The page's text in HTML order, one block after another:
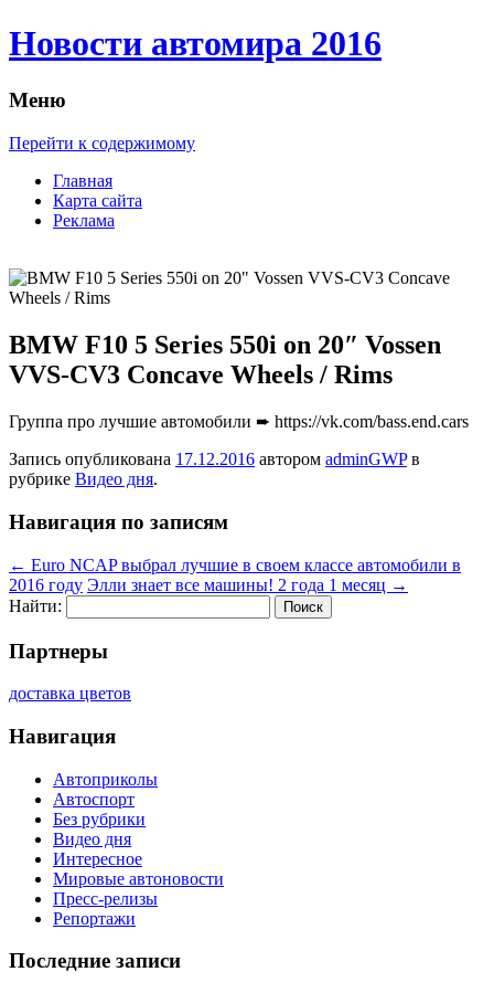
Новости автомира 2016
Меню
Перейти к содержимому
Главная
Карта сайта
Реклама
BMW F10 5 Series 550i on 20″ Vossen
VVS-CV3 Concave Wheels / Rims
Группa про лучшие автомобили ➨ https://vk.com/bass.end.cars
Запись опубликована 17.12.2016 автором adminGWPв
рубрике Видео дня.
Навигация по записям
← Euro NCAP выбрал лучшие в своем классе автомобили в
2016 году Элли знает все машины! 2 года 1 месяц →
Найти:
Партнеры
доставка цветов
Навигация
Автоприколы
Автоспорт
Без рубрики
Видео дня
Интересное
Мировые автоновости
Пресс-релизы
Репортажи
Последние записи